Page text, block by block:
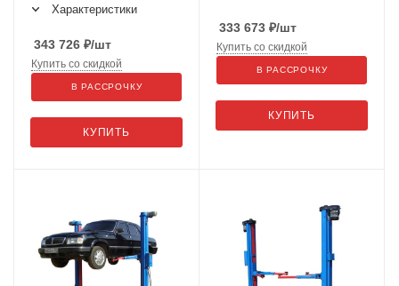
Характеристики
343 726 ₽/шт
КУПИТЬ
Купить со скидкой
В РАССРОЧКУ
333 673 ₽/шт
КУПИТЬ
Купить со скидкой
В РАССРОЧКУ